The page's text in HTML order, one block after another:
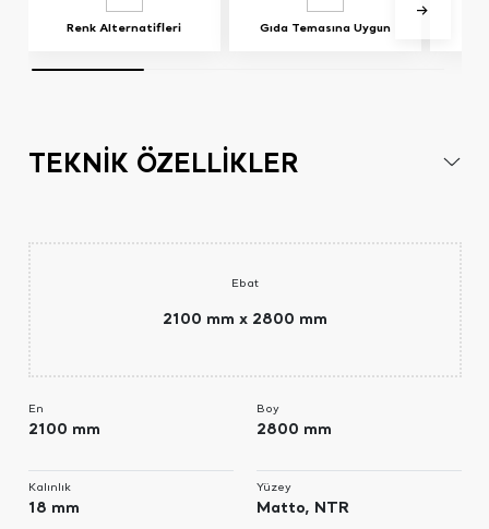
Renk Alternatifleri Gıda Temasına Uygun
TEKNİK ÖZELLİKLER
Ebat
2100 mm x 2800 mm
En
2100 mm
Kalınlık
18 mm
Boy
2800 mm
Yüzey
Matto, NTR